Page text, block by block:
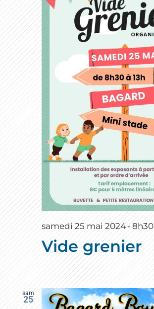
samedi 25 mai 2024 • 8h30
Vide grenier
sam
25